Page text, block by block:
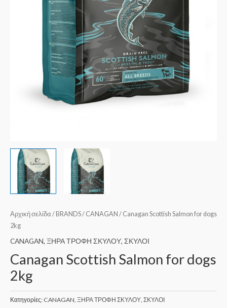
Αρχική σελίδα / BRANDS/ CANAGAN / Canagan Scottish Salmon for dogs
2kg
CANAGAN, ΞΗΡΑ ΤΡΟΦΗ ΣΚΥΛΟΥ, ΣΚΥΛΟΙ
Canagan Scottish Salmon for dogs
2kg
Κατηγορίες: CANAGAN ΞΗΡΑ ΤΡΟΦΗ ΣΚΥΛΟΥ ΣΚΥΛΟΙ